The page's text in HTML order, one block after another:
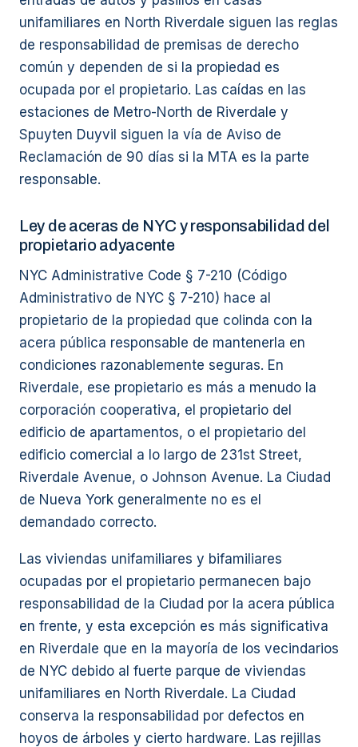
unifamiliares en North Riverdale siguen las reglas
de responsabilidad de premisas de derecho
común y dependen de si la propiedad es
ocupada por el propietario. Las caídas en las
estaciones de Metro-North de Riverdale y
Spuyten Duyvil siguen la vía de Aviso de
Reclamación de 90 días si la MTA es la parte
responsable.
Ley de aceras de NYC y responsabilidad del
propietario adyacente
NYC Administrative Code § 7-210 (Código
Administrativo de NYC § 7-210) hace al
propietario de la propiedad que colinda con la
acera pública responsable de mantenerla en
condiciones razonablemente seguras. En
Riverdale, ese propietario es más a menudo la
corporación cooperativa, el propietario del
edificio de apartamentos, o el propietario del
edificio comercial a lo largo de 231st Street,
Riverdale Avenue, o Johnson Avenue. La Ciudad
de Nueva York generalmente no es el
demandado correcto.
Las viviendas unifamiliares y bifamiliares
ocupadas por el propietario permanecen bajo
responsabilidad de la Ciudad por la acera pública
en frente, y esta excepción es más significativa
en Riverdale que en la mayoría de los vecindarios
de NYC debido al fuerte parque de viviendas
unifamiliares en North Riverdale. La Ciudad
conserva la responsabilidad por defectos en
hoyos de árboles y cierto hardware. Las rejillas